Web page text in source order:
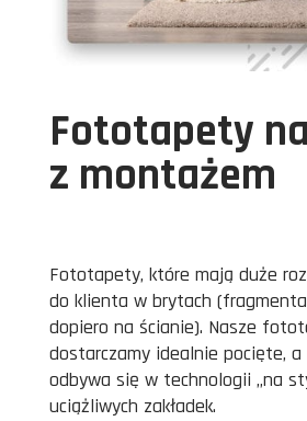
Fototapety
z montażem
Fototapety, które mają duże
do klienta w brytach
dopiero na ścianie). Nasze
dostarczamy idealnie pocięte,
odbywa się w technologii „na
uciążliwych zakładek.